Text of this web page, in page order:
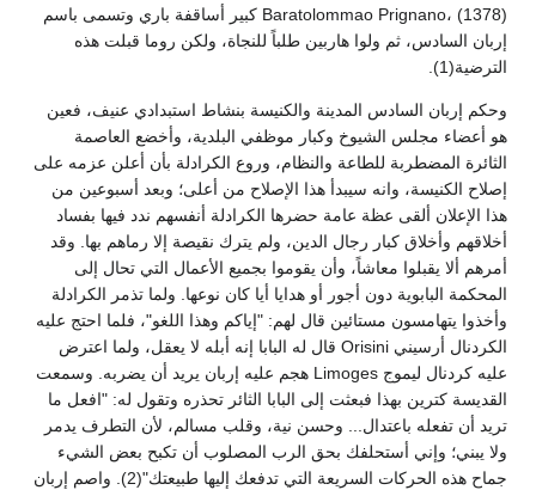
Baratolommao Prignano، (1378) كبير أساقفة باري وتسمى باسم
إربان السادس، ثم ولوا هاربين طلباً للنجاة، ولكن روما قبلت هذه
الترضية(1).
وحكم إربان السادس المدينة والكنيسة بنشاط استبدادي عنيف، فعين
هو أعضاء مجلس الشيوخ وكبار موظفي البلدية، وأخضع العاصمة
الثائرة المضطربة للطاعة والنظام، وروع الكرادلة بأن أعلن عزمه على
إصلاح الكنيسة، وانه سيبدأ هذا الإصلاح من أعلى؛ وبعد أسبوعين من
هذا الإعلان ألقى عظة عامة حضرها الكرادلة أنفسهم ندد فيها بفساد
أخلاقهم وأخلاق كبار رجال الدين، ولم يترك نقيصة إلا رماهم بها. وقد
أمرهم ألا يقبلوا معاشاً، وأن يقوموا بجميع الأعمال التي تحال إلى
المحكمة البابوية دون أجور أو هدايا أيا كان نوعها. ولما تذمر الكرادلة
وأخذوا يتهامسون مستائين قال لهم: "إياكم وهذا اللغو"، فلما احتج عليه
الكردنال أرسيني Orisini قال له البابا إنه أبله لا يعقل، ولما اعترض
عليه كردنال ليموج Limoges هجم عليه إربان يريد أن يضربه. وسمعت
القديسة كترين بهذا فبعثت إلى البابا الثائر تحذره وتقول له: "افعل ما
تريد أن تفعله باعتدال... وحسن نية، وقلب مسالم، لأن التطرف يدمر
ولا يبني؛ وإني أستحلفك بحق الرب المصلوب أن تكبح بعض الشيء
جماح هذه الحركات السريعة التي تدفعك إليها طبيعتك"(2). واصم إربان